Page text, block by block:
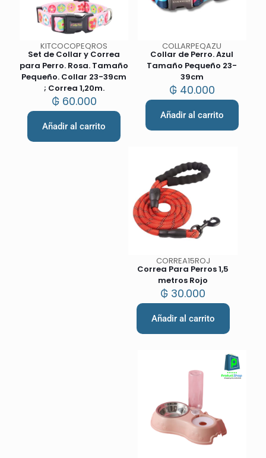
KITCOCOPEQROS
Set de Collar y Correa
para Perro. Rosa. Tamaño
Pequeño. Collar 23-39cm
; Correa 1,20m.
₲60.000
Añadir al carrito
COLLARPEQAZU
Collar de Perro. Azul
Tamaño Pequeño 23-
39cm
₲40.000
Añadir al carrito
CORREA15ROJ
Correa Para Perros 1,5
metros Rojo
₲ 30.000
Añadir al carrito